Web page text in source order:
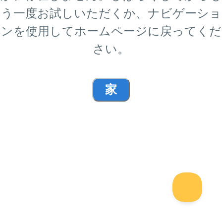
う一度お試しいただくか、ナビゲーショ
ンを使用してホームページに戻ってくだ
さい。
家